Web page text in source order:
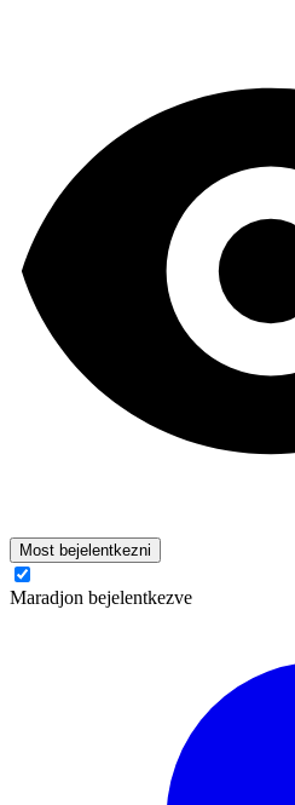
Most bejelentkezni
Maradjon bejelentkezve